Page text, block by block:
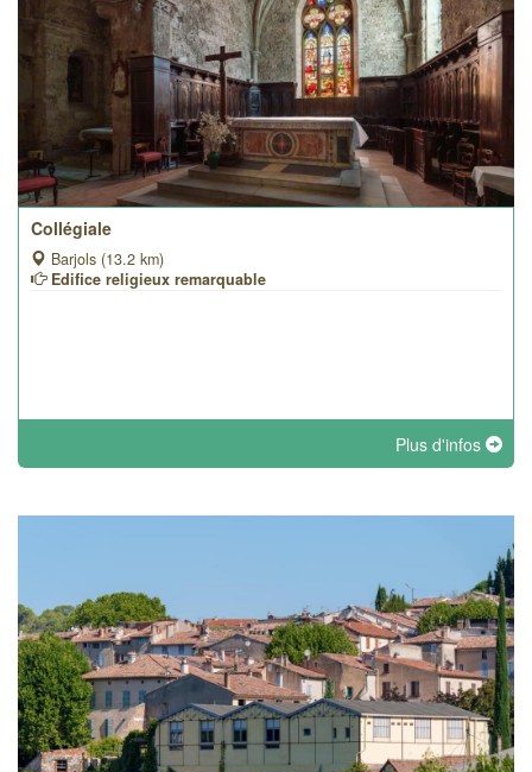
Collégiale
Barjols (13.2 km)
Edifice religieux remarquable
Plus d'infos